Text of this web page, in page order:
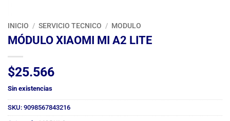
INICIO / SERVICIO TECNICO / MODULO
MÓDULO XIAOMI MI A2 LITE
$25.566
Sin existencias
SKU: 9098567843216